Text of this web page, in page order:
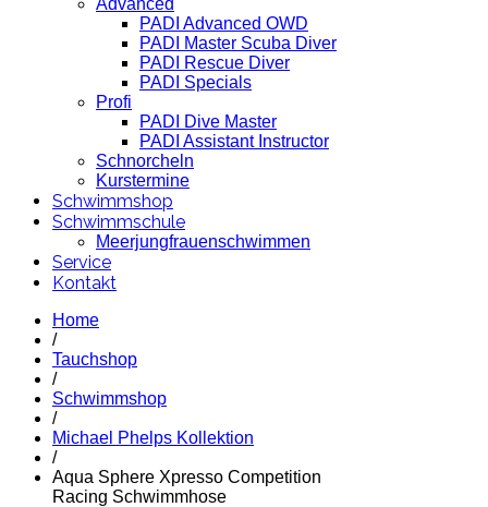
PADI Advanced OWD
PADI Master Scuba Diver
PADI Rescue Diver
PADI Specials
Profi
PADI Dive Master
PADI Assistant Instructor
Schnorcheln
Kurstermine
Schwimmshop
Schwimmschule
Meerjungfrauenschwimmen
Service
Kontakt
Home
/
Tauchshop
/
Schwimmshop
/
Michael Phelps Kollektion
/
Aqua Sphere Xpresso Competition
Racing Schwimmhose